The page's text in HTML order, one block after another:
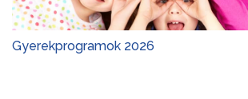
Gyerekprogramok 2026